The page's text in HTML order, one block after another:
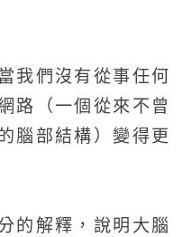
我們沒有從事任何
路（一個從來不曾
腦部結構）變得更
的解釋，說明大腦